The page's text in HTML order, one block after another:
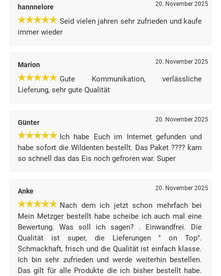
hannnelore 20. November 2025
Seid vielen jahren sehr zufrieden und kaufe
immer wieder
Marion 20. November 2025
Gute Kommunikation, verlässliche
Lieferung, sehr gute Qualität
Günter 20. November 2025
Ich habe Euch im Internet gefunden und
habe sofort die Wildenten bestellt. Das Paket ???? kam
so schnell das das Eis noch gefroren war. Super
Anke 20. November 2025
Nach dem ich jetzt schon mehrfach bei
Mein Metzger bestellt habe scheibe ich auch mal eine
Bewertung. Was soll ich sagen? . Einwandfrei. Die
Qualität ist super, die Lieferungen " on Top".
Schmackhaft, frisch und die Qualität ist einfach klasse.
Ich bin sehr zufrieden und werde weiterhin bestellen.
Das gilt für alle Produkte die ich bisher bestellt habe.